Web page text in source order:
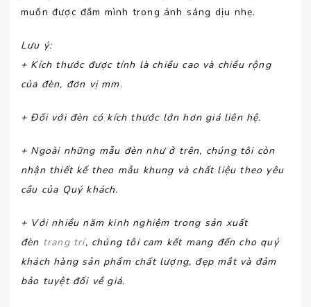
muốn được đắm mình trong ánh sáng dịu nhẹ.
Lưu ý:
+ Kích thước được tính là chiều cao và chiều rộng
của đèn, đơn vị mm.
+ Đối với đèn có kích thước lớn hơn giá liên hệ.
+ Ngoài những mẫu đèn như ở trên, chúng tôi còn
nhận thiết kế theo mẫu khung và chất liệu theo yêu
cầu của Quý khách.
+ Với nhiều năm kinh nghiệm trong sản xuất
đèn trang trí, chúng tôi cam kết mang đến cho quý
khách hàng sản phẩm chất lượng, đẹp mắt và đảm
bảo tuyệt đối về giá.